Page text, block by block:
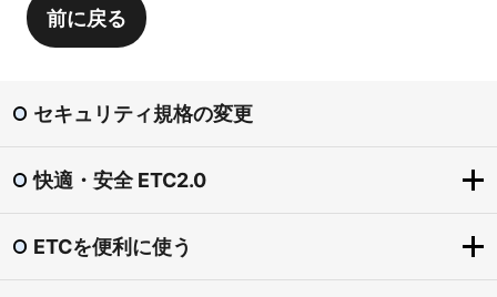
前に戻る
セキュリティ規格の変更
快適・安全 ETC2.0
快適・安全 ETC2.0
ETCを便利に使う